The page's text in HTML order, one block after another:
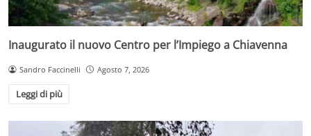
Inaugurato il nuovo Centro per l’Impiego a Chiavenna
Sandro Faccinelli Agosto 7, 2026
Leggi di più